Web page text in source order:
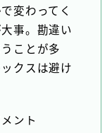
変わってく
事。勘違い
ことが多
クスは避け
ント